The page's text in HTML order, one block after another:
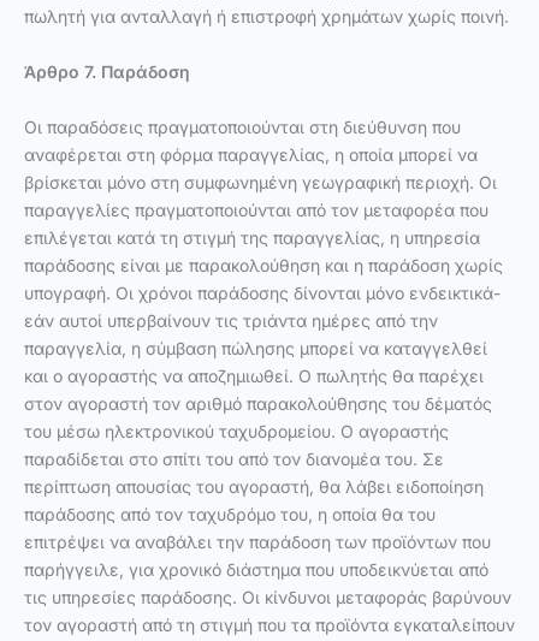
πωλητή για ανταλλαγή ή επιστροφή χρημάτων χωρίς ποινή.
Άρθρο 7. Παράδοση
Οι παραδόσεις πραγματοποιούνται στη διεύθυνση που
αναφέρεται στη φόρμα παραγγελίας, η οποία μπορεί να
βρίσκεται μόνο στη συμφωνημένη γεωγραφική περιοχή. Οι
παραγγελίες πραγματοποιούνται από τον μεταφορέα που
επιλέγεται κατά τη στιγμή της παραγγελίας, η υπηρεσία
παράδοσης είναι με παρακολούθηση και η παράδοση χωρίς
υπογραφή. Οι χρόνοι παράδοσης δίνονται μόνο ενδεικτικά-
εάν αυτοί υπερβαίνουν τις τριάντα ημέρες από την
παραγγελία, η σύμβαση πώλησης μπορεί να καταγγελθεί
και ο αγοραστής να αποζημιωθεί. Ο πωλητής θα παρέχει
στον αγοραστή τον αριθμό παρακολούθησης του δέματός
του μέσω ηλεκτρονικού ταχυδρομείου. Ο αγοραστής
παραδίδεται στο σπίτι του από τον διανομέα του. Σε
περίπτωση απουσίας του αγοραστή, θα λάβει ειδοποίηση
παράδοσης από τον ταχυδρόμο του, η οποία θα του
επιτρέψει να αναβάλει την παράδοση των προϊόντων που
παρήγγειλε, για χρονικό διάστημα που υποδεικνύεται από
τις υπηρεσίες παράδοσης. Οι κίνδυνοι μεταφοράς βαρύνουν
τον αγοραστή από τη στιγμή που τα προϊόντα εγκαταλείπουν